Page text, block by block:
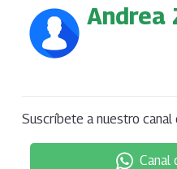
Andrea
Suscríbete a nuestro canal
Canal